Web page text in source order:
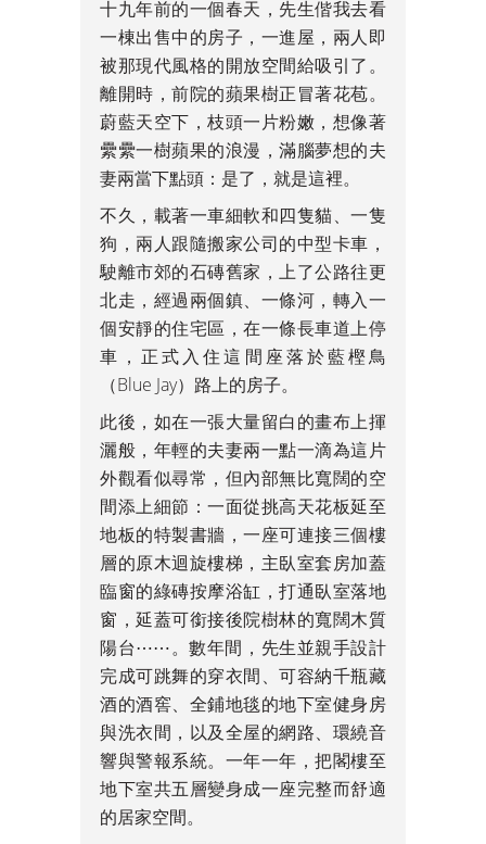
十九年前的一個春天，先生偕我去看
一棟出售中的房子，一進屋，兩人即
被那現代風格的開放空間給吸引了。
離開時，前院的蘋果樹正冒著花苞。
蔚藍天空下，枝頭一片粉嫩，想像著
纍纍一樹蘋果的浪漫，滿腦夢想的夫
妻兩當下點頭：是了，就是這裡。
不久，載著一車細軟和四隻貓、一隻
狗，兩人跟隨搬家公司的中型卡車，
駛離市郊的石磚舊家，上了公路往更
北走，經過兩個鎮、一條河，轉入一
個安靜的住宅區，在一條長車道上停
車，正式入住這間座落於藍樫鳥
（Blue Jay）路上的房子。
此後，如在一張大量留白的畫布上揮
灑般，年輕的夫妻兩一點一滴為這片
外觀看似尋常，但內部無比寬闊的空
間添上細節：一面從挑高天花板延至
地板的特製書牆，一座可連接三個樓
層的原木迴旋樓梯，主臥室套房加蓋
臨窗的綠磚按摩浴缸，打通臥室落地
窗，延蓋可銜接後院樹林的寬闊木質
陽台⋯⋯。數年間，先生並親手設計
完成可跳舞的穿衣間、可容納千瓶藏
酒的酒窖、全鋪地毯的地下室健身房
與洗衣間，以及全屋的網路、環繞音
響與警報系統。一年一年，把閣樓至
地下室共五層變身成一座完整而舒適
的居家空間。